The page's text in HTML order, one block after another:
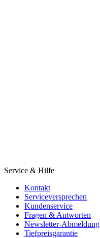
Service & Hilfe
Kontakt
Serviceversprechen
Kundenservice
Fragen & Antworten
Newsletter-Abmeldung
Tiefpreisgarantie